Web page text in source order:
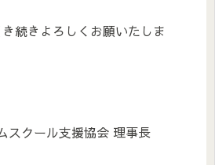
続きよろしくお願いたしま
スクール支援協会 理事長